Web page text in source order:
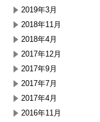
2019年3月
2018年11月
2018年4月
2017年12月
2017年9月
2017年7月
2017年4月
2016年11月